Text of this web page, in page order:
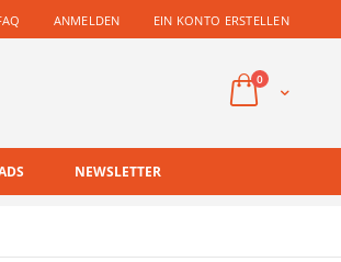
ANMELDEN EIN KONTO ERSTELLEN
Cart
0Artikel
NEWSLETTER